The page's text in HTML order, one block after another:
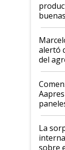
más
alertó
del
"No
las
años"
todas
La
sobre